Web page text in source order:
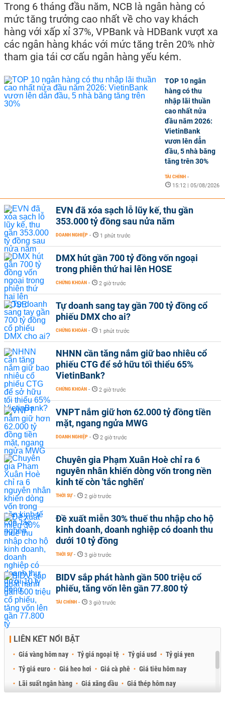
Trong 6 tháng đầu năm, NCB là ngân hàng có
mức tăng trưởng cao nhất về cho vay khách
hàng với xấp xỉ 37%, VPBank và HDBank vượt xa
các ngân hàng khác với mức tăng trên 20% nhờ
tham gia tái cơ cấu ngân hàng yếu kém.
TOP 10 ngân
hàng có thu
nhập lãi thuần
cao nhất nửa
đầu năm 2026:
VietinBank
vươn lên dẫn
đầu, 5 nhà băng
tăng trên 30%
TÀI CHÍNH -
15:12 | 05/08/2026
EVN đã xóa sạch lỗ lũy kế, thu gần
353.000 tỷ đồng sau nửa năm
DOANH NGHIỆP - 1 phút trước
DMX hút gần 700 tỷ đồng vốn ngoại
trong phiên thứ hai lên HOSE
CHỨNG KHOÁN - 2 giờ trước
Tự doanh sang tay gần 700 tỷ đồng cổ
phiếu DMX cho ai?
CHỨNG KHOÁN - 1 phút trước
NHNN cần tăng nắm giữ bao nhiêu cổ
phiếu CTG để sở hữu tối thiểu 65%
VietinBank?
CHỨNG KHOÁN - 2 giờ trước
VNPT nắm giữ hơn 62.000 tỷ đồng tiền
mặt, ngang ngửa MWG
DOANH NGHIỆP - 2 giờ trước
Chuyên gia Phạm Xuân Hoè chỉ ra 6
nguyên nhân khiến dòng vốn trong nền
kinh tế còn 'tắc nghẽn'
THỜI SỰ - 2 giờ trước
Đề xuất miễn 30% thuế thu nhập cho hộ
kinh doanh, doanh nghiệp có doanh thu
dưới 10 tỷ đồng
THỜI SỰ - 3 giờ trước
BIDV sắp phát hành gần 500 triệu cổ
phiếu, tăng vốn lên gần 77.800 tỷ
TÀI CHÍNH - 3 giờ trước
LIÊN KẾT NỔI BẬT
Giá vàng hôm nay Tỷ giá ngoại tệ Tỷ giá usd
Tỷ giá yen
Tỷ giá euro
Giá heo hơi Giá cà phê
Giá tiêu hôm nay
Lãi suất ngân hàng
Giá xăng dầu
Giá thép hôm nay